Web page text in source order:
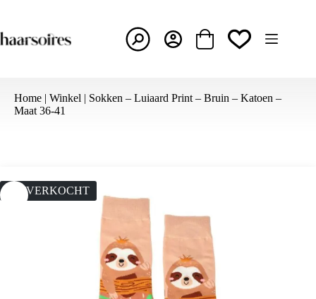
de
inhoud
Winkelwagen
Home | Winkel | Sokken – Luiaard Print – Bruin – Katoen –
Maat 36-41
UITVERKOCHT